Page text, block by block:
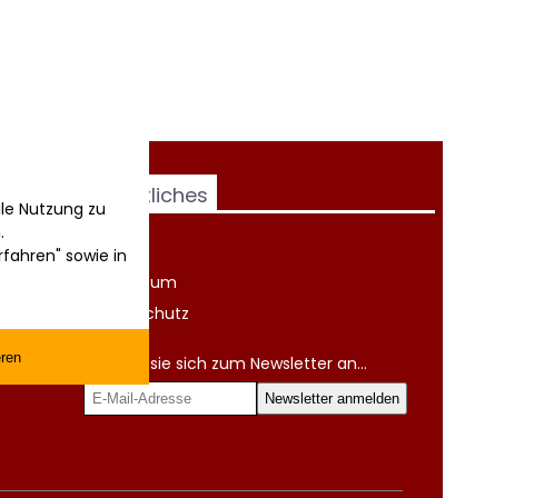
Rechtliches
AGB
Impressum
Datenschutz
Melden sie sich zum Newsletter an...
Nutzung zu
sowie in